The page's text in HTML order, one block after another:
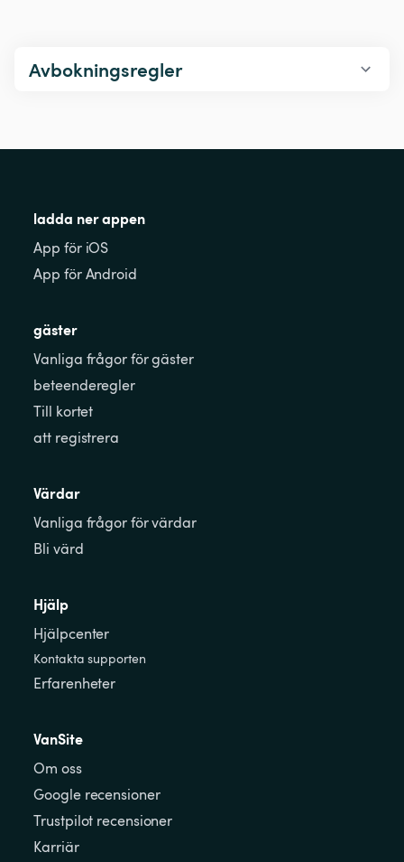
Avbokningsregler
ladda ner appen
App för iOS
App för Android
gäster
Vanliga frågor för gäster
beteenderegler
Till kortet
att registrera
Värdar
Vanliga frågor för värdar
Bli värd
Hjälp
Hjälpcenter
Kontakta supporten
Erfarenheter
VanSite
Om oss
Google recensioner
Trustpilot recensioner
Karriär